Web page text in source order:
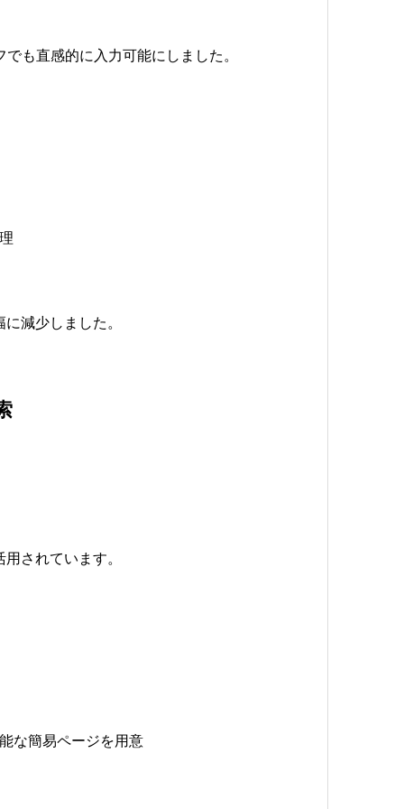
も直感的に入力可能にしました。
減少しました。
されています。
な簡易ページを用意